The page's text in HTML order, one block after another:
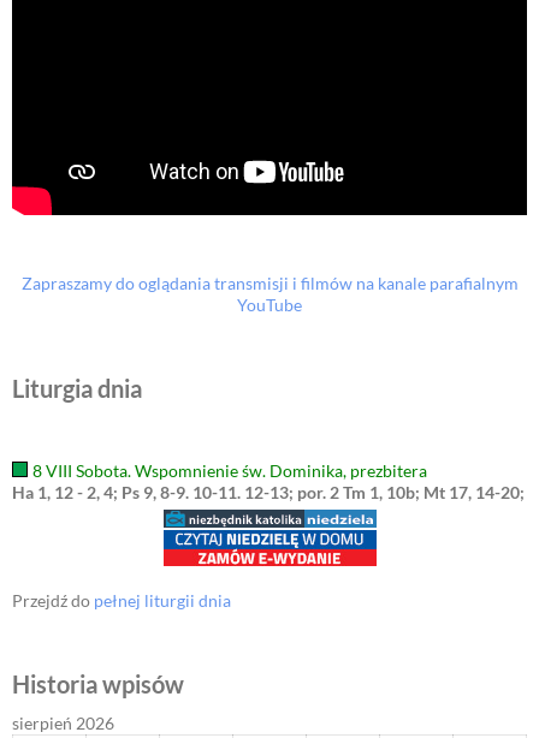
Zapraszamy do oglądania transmisji i filmów na kanale parafialnym
YouTube
Liturgia dnia
8 VIII Sobota. Wspomnienie św. Dominika, prezbitera
Ha 1, 12 - 2, 4; Ps 9, 8-9. 10-11. 12-13; por. 2 Tm 1, 10b; Mt 17, 14-20;
Przejdź do pełnej liturgii dnia
Historia wpisów
sierpień 2026